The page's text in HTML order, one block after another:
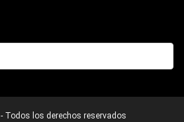
Todos los derechos reservados